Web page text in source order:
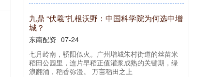
九鼎 “伏羲”扎根沃野：中国科学院为何选中增
城？
东南配资 07-24
七月岭南，骄阳似火。广州增城朱村街道的丝苗米
稻田公园里，连片早稻正值灌浆成熟的关键期，绿
浪翻涌，稻香弥漫。 万亩稻田之上